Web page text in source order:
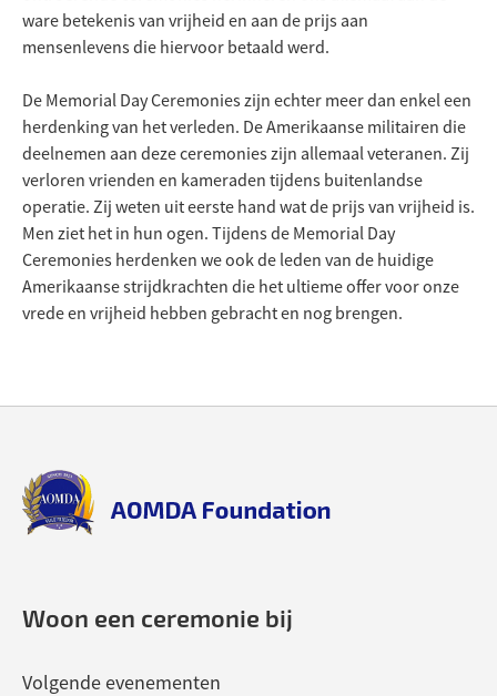
ware betekenis van vrijheid en aan de prijs aan
mensenlevens die hiervoor betaald werd.
De Memorial Day Ceremonies zijn echter meer dan enkel een
herdenking van het verleden. De Amerikaanse militairen die
deelnemen aan deze ceremonies zijn allemaal veteranen. Zij
verloren vrienden en kameraden tijdens buitenlandse
operatie. Zij weten uit eerste hand wat de prijs van vrijheid is.
Men ziet het in hun ogen. Tijdens de Memorial Day
Ceremonies herdenken we ook de leden van de huidige
Amerikaanse strijdkrachten die het ultieme offer voor onze
vrede en vrijheid hebben gebracht en nog brengen.
top
aomda_logo.png
Woon een ceremonie bij
Volgende evenementen